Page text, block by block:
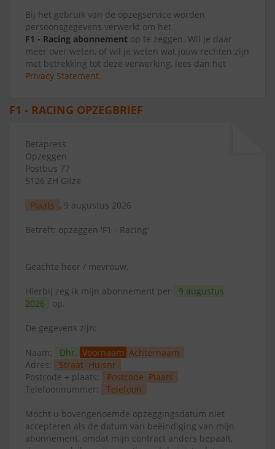
Bij het gebruik van de opzegservice worden
persoonsgegevens verwerkt om het
F1 - Racing abonnement op te zeggen. Wil je daar
meer over weten, of wil je weten wat jouw rechten zijn
met betrekking tot deze verwerking, lees dan het
Privacy Statement.
F1 - RACING OPZEGBRIEF
Betapress
Opzeggen
Postbus 77
5126 ZH Gilze
Plaats , 9 augustus 2026
Betreft: opzeggen 'F1 - Racing'
Geachte heer / mevrouw,
Hierbij zeg ik mijn abonnement per
9 augustus
2026
op.
De gegevens zijn:
Naam: Dhr. Voornaam Achternaam
Adres:
Straat Huisnr
Postcode + plaats:
Postcode Plaats
Telefoonnummer:
Telefoon
Mocht u bovengenoemde opzeggingsdatum niet
accepteren als de datum van beëindiging van mijn
abonnement, omdat mijn contract anders bepaalt,